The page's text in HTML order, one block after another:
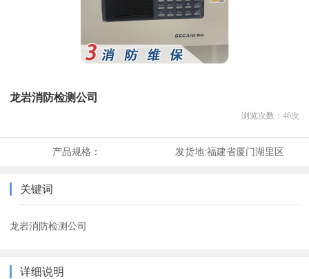
龙岩消防检测公司
浏览次数： 46次
产品规格： 发货地:福建省厦门湖里区
关键词
龙岩消防检测公司
详细说明